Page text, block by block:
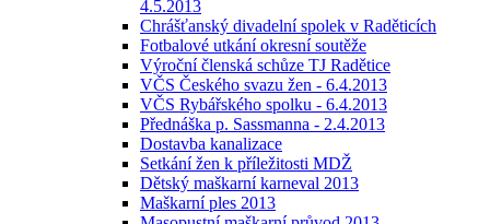
4.5.2013
Chrášťanský divadelní spolek v Raděticích
Fotbalové utkání okresní soutěže
Výroční členská schůze TJ Radětice
VČS Českého svazu žen - 6.4.2013
VČS Rybářského spolku - 6.4.2013
Přednáška p. Sassmanna - 2.4.2013
Dostavba kanalizace
Setkání žen k příležitosti MDŽ
Dětský maškarní karneval 2013
Maškarní ples 2013